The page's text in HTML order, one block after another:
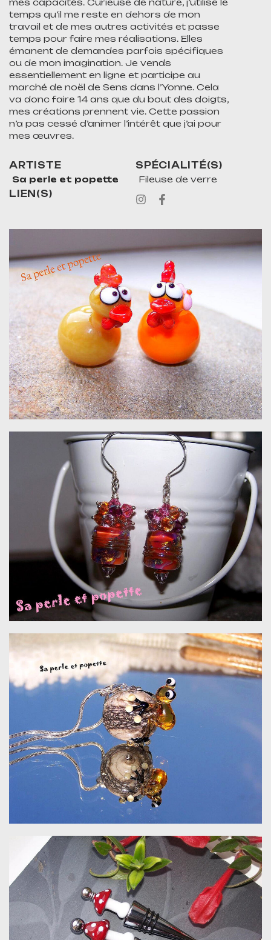
mes capacités. Curieuse de nature, j’utilise le
temps qu’il me reste en dehors de mon
travail et de mes autres activités et passe
temps pour faire mes réalisations. Elles
émanent de demandes parfois spécifiques
ou de mon imagination. Je vends
essentiellement en ligne et participe au
marché de noël de Sens dans l’Yonne. Cela
va donc faire 14 ans que du bout des doigts,
mes créations prennent vie. Cette passion
n’a pas cessé d’animer l’intérêt que j’ai pour
mes œuvres.
ARTISTE
Sa perle et popette
SPÉCIALITÉ(S)
Fileuse de verre
LIEN(S)